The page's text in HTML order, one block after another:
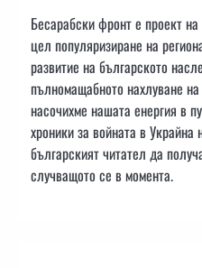
Бесарабски фронт е проект
цел популяризиране на
развитие на българското
пълномащабното нахлуване
насочихме нашата енергия в
хроники за войната в
българският читател да
случващото се в момента.